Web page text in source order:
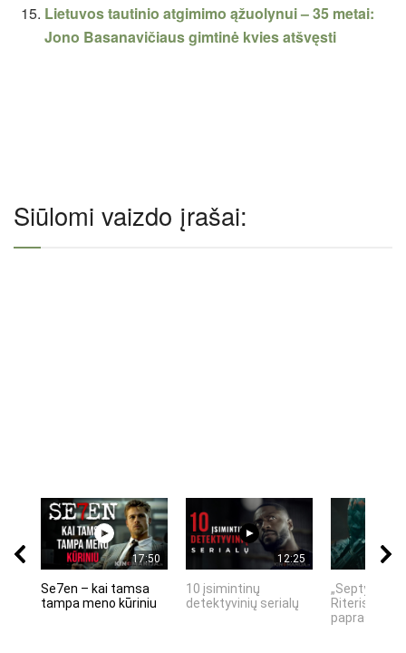
Lietuvos tautinio atgimimo ąžuolynui – 35 metai:
Jono Basanavičiaus gimtinė kvies atšvęsti
Siūlomi vaizdo įrašai:
17:50
Se7en – kai tamsa
tampa meno kūriniu
12:25
10 įsimintinų
detektyvinių serialų
„Septynių
Riteris" – kai